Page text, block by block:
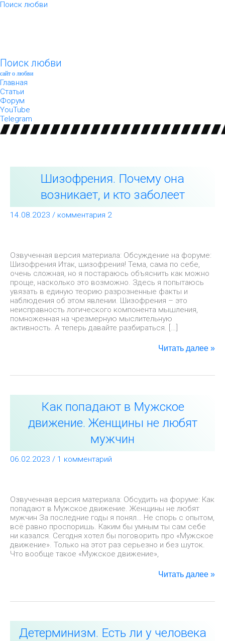
Перейти
Поиск любви
Поиск любви
сайт о любви
Главная
Статьи
Форум
YouTube
Telegram
Шизофрения. Почему она
возникает, и кто заболеет
14.08.2023 / комментария 2
Озвученная версия материала: Обсуждение на форуме:
Шизофрения Итак, шизофрения! Тема, сама по себе,
очень сложная, но я постараюсь объяснить как можно
проще, насколько это возможно. Здесь я попытаюсь
увязать в единую теорию разрозненные факты и
наблюдения об этом явлении. Шизофрения – это
неисправность логического компонента мышления,
помноженная на чрезмерную мыслительную
активность. А теперь давайте разбираться. […]
Почему
возникает,
Читать далее »
Как попадают в Мужское
движение. Женщины не любят
мужчин
06.02.2023 / 1 комментарий
Озвученная версия материала: Обсудить на форуме: Как
попадают в Мужское движение. Женщины не любят
мужчин За последние годы я понял… Не спорь с опытом,
всё равно проспоришь. Каким бы умным ты сам себе
ни казался. Сегодня хотел бы поговорить про «Мужское
движение». Только на этот раз серьезно и без шуток.
Что вообще такое «Мужское движение»,
попадают
Мужское
Читать далее »
Детерминизм. Есть ли у человека
Есть